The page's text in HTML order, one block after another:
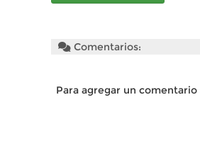
Comentarios:
Para agregar un comentario